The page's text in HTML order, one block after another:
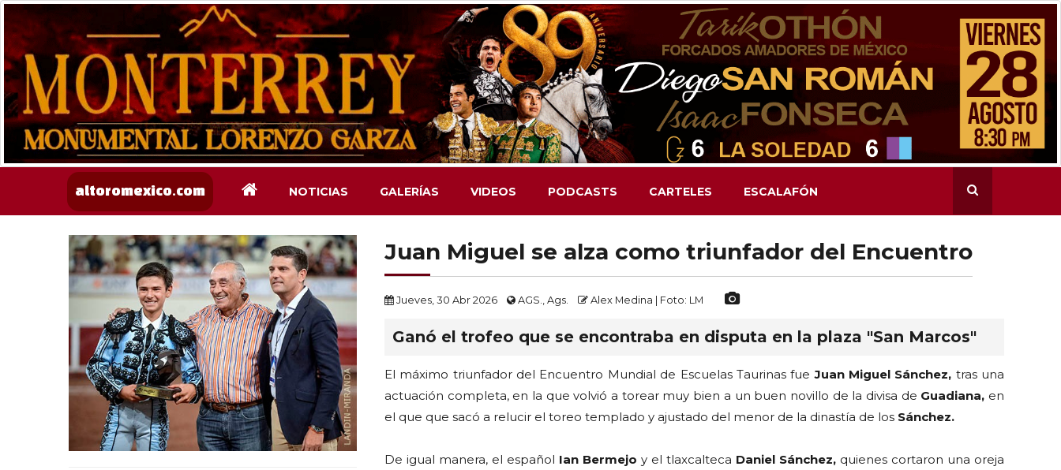
altoromexico.com NOTICIAS GALERÍAS VIDEOS PODCASTS CARTELES ESCALAFÓN
Juan Miguel se alza como triunfador del Encuentro
Jueves, 30 Abr 2026 AGS., Ags. Alex Medina | Foto: LM
Ganó el trofeo que se encontraba en disputa en la plaza "San Marcos"
El máximo triunfador del Encuentro Mundial de Escuelas Taurinas fueJuan Miguel Sánchez, tras una
actuación completa, en la que volvió a torear muy bien a un buen novillo de la divisa de Guadiana, en
el que que sacó a relucir el toreo templado y ajustado del menor de la dinastía de los Sánchez.
De igual manera, el español Ian Bermejo y el tlaxcalteca Daniel Sánchez, quienes cortaron una oreja